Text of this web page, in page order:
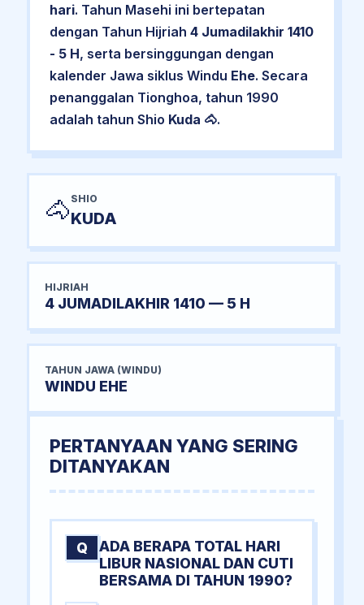
hari. Tahun Masehi ini bertepatan
dengan Tahun Hijriah 4 Jumadilakhir 1410
- 5 H, serta bersinggungan dengan
kalender Jawa siklus Windu Ehe. Secara
penanggalan Tionghoa, tahun 1990
adalah tahun Shio Kuda 🐴.
🐴 SHIO
KUDA
HIJRIAH
4 JUMADILAKHIR 1410 — 5 H
TAHUN JAWA (WINDU)
WINDU EHE
PERTANYAAN YANG SERING
DITANYAKAN
Q
ADA BERAPA TOTAL HARI
LIBUR NASIONAL DAN CUTI
BERSAMA DI TAHUN 1990?